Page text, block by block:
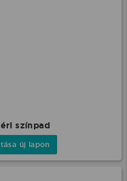
színpad
új lapon